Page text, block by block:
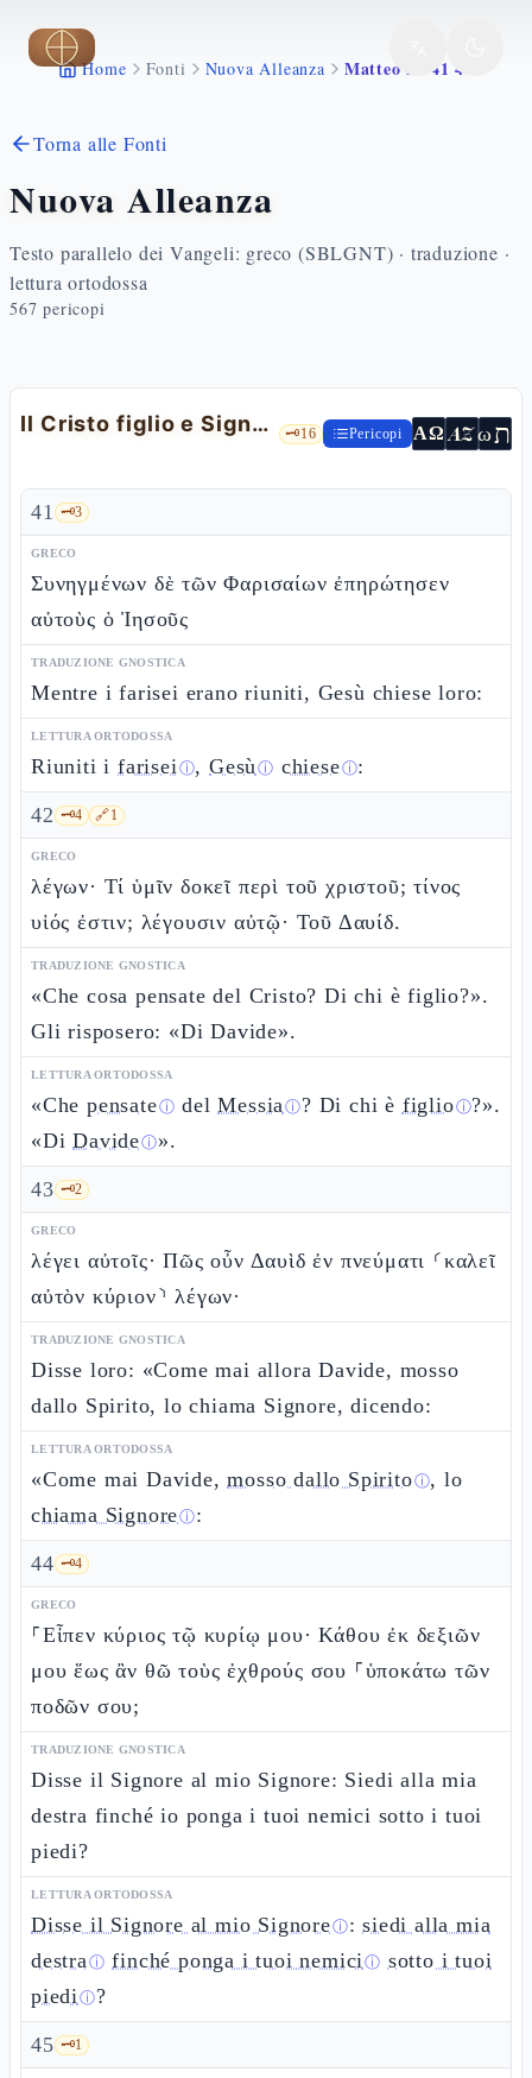
Vai al contenuto principale
Home Fonti Nuova Alleanza Matteo 22 41 46
Torna alle Fonti
Nuova Alleanza
Testo parallelo dei Vangeli: greco (SBLGNT) · traduzione ·
lettura ortodossa
567 pericopi
Il Cristo figlio e Signore di Davide 🗝️16 Pericopi ΑΩ AZωת
41 🗝️3
GRECO
Συνηγμένων δὲ τῶν Φαρισαίων ἐπηρώτησεν
αὐτοὺς ὁ Ἰησοῦς
TRADUZIONE GNOSTICA
Mentre i farisei erano riuniti, Gesù chiese loro:
LETTURA ORTODOSSA
Riuniti i fariseiⓘ,Gesùⓘ chieseⓘ:
42 🗝️4 🔗1
GRECO
λέγων· Τί ὑμῖν δοκεῖ περὶ τοῦ χριστοῦ; τίνος
υἱός ἐστιν; λέγουσιν αὐτῷ· Τοῦ Δαυίδ.
TRADUZIONE GNOSTICA
«Che cosa pensate del Cristo? Di chi è figlio?».
Gli risposero: «Di Davide».
LETTURA ORTODOSSA
«Che pensateⓘ delMessiaⓘ? Di chi è figlioⓘ?».
«DiDavideⓘ».
43 🗝️2
GRECO
λέγει αὐτοῖς· Πῶς οὖν Δαυὶδ ἐν πνεύματι ⸂καλεῖ
αὐτὸν κύριον⸃ λέγων·
TRADUZIONE GNOSTICA
Disse loro: «Come mai allora Davide, mosso
dallo Spirito, lo chiama Signore, dicendo:
LETTURA ORTODOSSA
«Come mai Davide,mosso dallo Spiritoⓘ, lo
chiama Signoreⓘ:
44 🗝️4
GRECO
⸀Εἶπεν κύριος τῷ κυρίῳ μου· Κάθου ἐκ δεξιῶν
μου ἕως ἂν θῶ τοὺς ἐχθρούς σου ⸀ὑποκάτω τῶν
ποδῶν σου;
TRADUZIONE GNOSTICA
Disse il Signore al mio Signore: Siedi alla mia
destra finché io ponga i tuoi nemici sotto i tuoi
piedi?
LETTURA ORTODOSSA
Disse il Signore al mio Signoreⓘ:siedi alla mia
destraⓘ finché ponga i tuoi nemiciⓘ sotto i tuoi
piediⓘ?
45 🗝️1